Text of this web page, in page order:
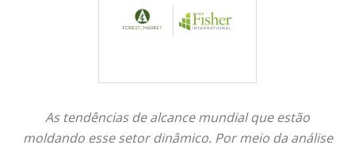
As tendências de alcance mundial que estão
moldando esse setor dinâmico. Por meio da análise